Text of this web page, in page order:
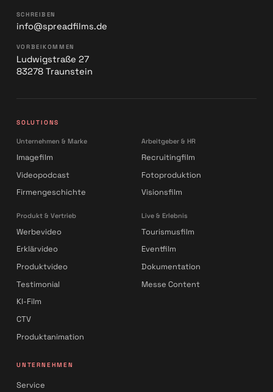
SCHREIBEN
info@spreadfilms.de
VORBEIKOMMEN
Ludwigstraße 27
83278 Traunstein
SOLUTIONS
Unternehmen & Marke
Imagefilm
Videopodcast
Firmengeschichte
Produkt & Vertrieb
Werbevideo
Erklärvideo
Produktvideo
Testimonial
KI-Film
CTV
Produktanimation
Arbeitgeber & HR
Recruitingfilm
Fotoproduktion
Visionsfilm
Live & Erlebnis
Tourismusfilm
Eventfilm
Dokumentation
Messe Content
UNTERNEHMEN
Service